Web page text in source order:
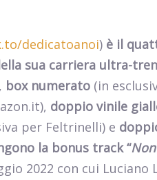
dedicatoanoi) è il
sua carriera ultra-
, box numerato (in
doppio vinile
per Feltrinelli) e
la bonus track “
2022 con cui Luciano